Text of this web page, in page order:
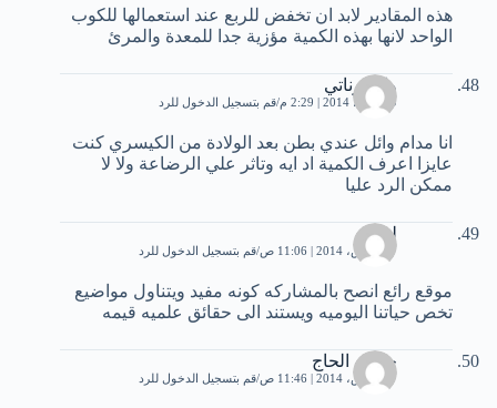
هذه المقادير لابد ان تخفض للربع عند استعمالها للكوب
الواحد لانها بهذه الكمية مؤزية جدا للمعدة والمرئ
وائل زناتي
9 مارس، 2014 | 2:29 م قم بتسجيل الدخول للرد
انا مدام وائل عندي بطن بعد الولادة من الكيسري كنت
عايزا اعرف الكمية اد ايه وتاثر علي الرضاعة ولا لا
ممكن الرد عليا
ليث
17 مارس، 2014 | 11:06 ص قم بتسجيل الدخول للرد
موقع رائع انصح بالمشاركه كونه مفيد ويتناول مواضيع
تخص حياتنا اليوميه ويستند الى حقائق علميه قيمه
جيهان الحاج
17 مارس، 2014 | 11:46 ص قم بتسجيل الدخول للرد